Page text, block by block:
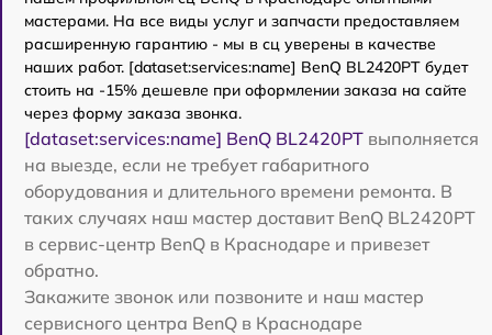
мастерами. На все виды услуг и запчасти предоставляем
расширенную гарантию - мы в сц уверены в качестве
наших работ. [dataset:services:name] BenQ BL2420PT будет
стоить на -15% дешевле при оформлении заказа на сайте
через форму заказа звонка.
[dataset:services:name] BenQ BL2420PT выполняется
на выезде, если не требует габаритного
оборудования и длительного времени ремонта. В
таких случаях наш мастер доставит BenQ BL2420PT
в сервис-центр BenQ в Краснодаре и привезет
обратно.
Закажите звонок или позвоните и наш мастер
сервисного центра BenQ в Краснодаре